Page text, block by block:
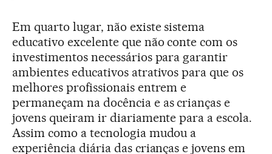
Em quarto lugar, não existe sistema
educativo excelente que não conte com os
investimentos necessários para garantir
ambientes educativos atrativos para que os
melhores profissionais entrem e
permaneçam na docência e as crianças e
jovens queiram ir diariamente para a escola.
Assim como a tecnologia mudou a
experiência diária das crianças e jovens em